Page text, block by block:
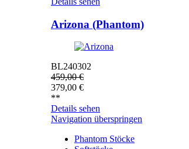
Arizona (Phantom)
BL240302
459,00€
379,00 €
**
Details sehen
Navigation überspringen
Phantom Stöcke